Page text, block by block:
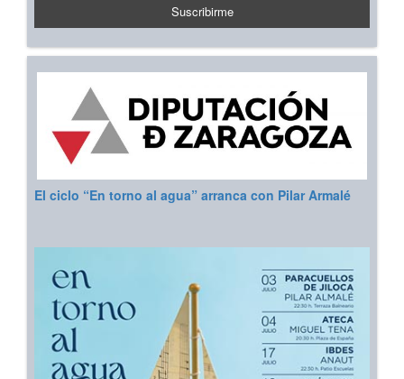
El ciclo “En torno al agua” arranca con Pilar Armalé